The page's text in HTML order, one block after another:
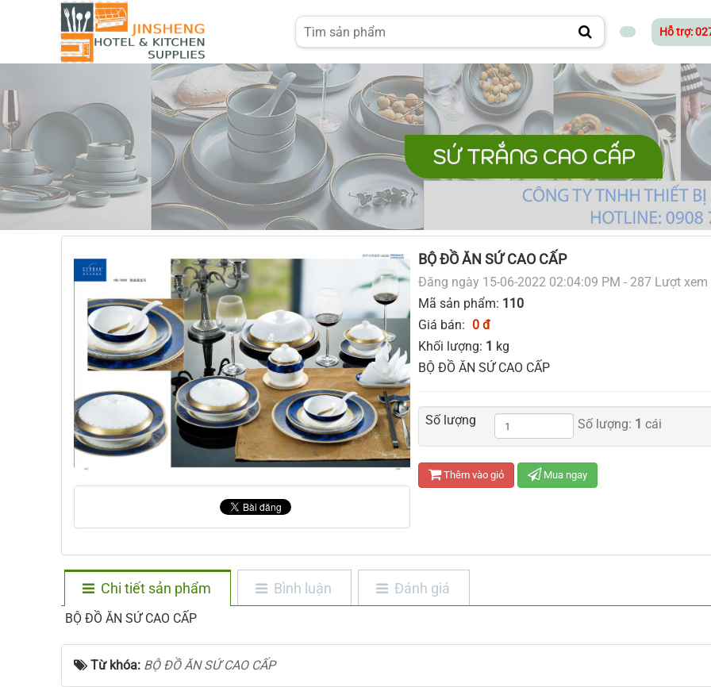
Hỗ trợ:
SỨ TRẮNG CAO CẤP
BỘ ĐỒ ĂN SỨ CAO CẤP
Đăng ngày 15-06-2022 02:04:09 PM - 287 Lượt xem
Mã sản phẩm: 110
Giá bán: 0 đ
Khối lượng: 1 kg
BỘ ĐỒ ĂN SỨ CAO CẤP
Số lượng Số lượng: 1 cái
Thêm vào giỏ Mua ngay
Chi tiết sản phẩm Bình luận Đánh giá
BỘ ĐỒ ĂN SỨ CAO CẤP
Từ khóa: BỘ ĐỒ ĂN SỨ CAO CẤP